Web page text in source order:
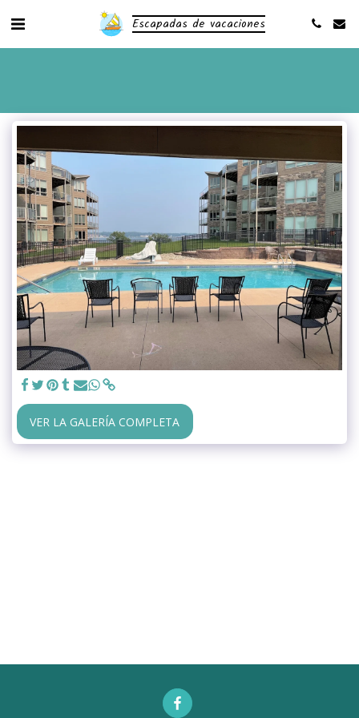
Escapadas de vacaciones
VER LA GALERÍA COMPLETA